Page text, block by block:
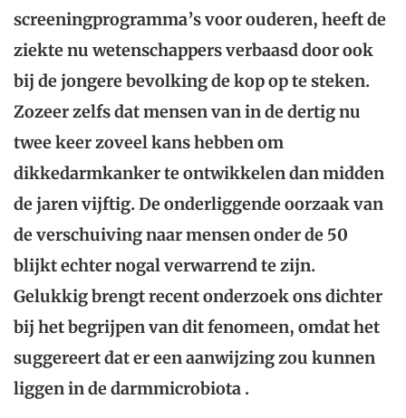
screeningprogramma’s voor ouderen, heeft de
ziekte nu wetenschappers verbaasd door ook
bij de jongere bevolking de kop op te steken.
Zozeer zelfs dat mensen van in de dertig nu
twee keer zoveel kans hebben om
dikkedarmkanker te ontwikkelen dan midden
de jaren vijftig. De onderliggende oorzaak van
de verschuiving naar mensen onder de 50
blijkt echter nogal verwarrend te zijn.
Gelukkig brengt recent onderzoek ons dichter
bij het begrijpen van dit fenomeen, omdat het
suggereert dat er een aanwijzingzou kunnen
liggenin de darmmicrobiota .